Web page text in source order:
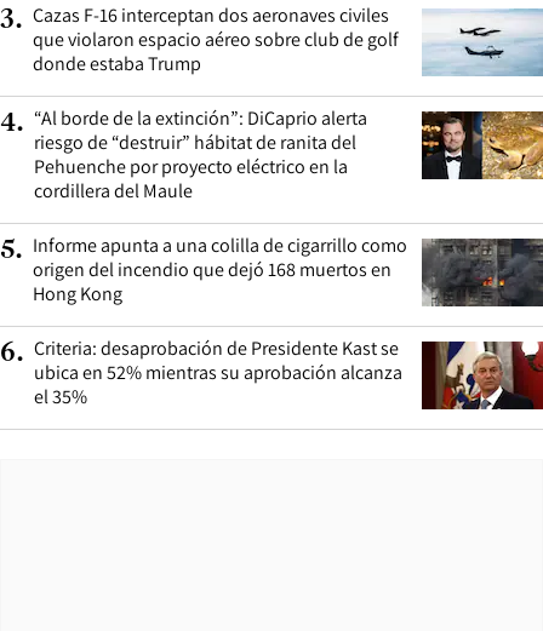
3. Cazas F-16 interceptan dos aeronaves civiles
que violaron espacio aéreo sobre club de golf
donde estaba Trump
4. “Al borde de la extinción”: DiCaprio alerta
riesgo de “destruir” hábitat de ranita del
Pehuenche por proyecto eléctrico en la
cordillera del Maule
5. Informe apunta a una colilla de cigarrillo como
origen del incendio que dejó 168 muertos en
Hong Kong
6. Criteria: desaprobación de Presidente Kast se
ubica en 52% mientras su aprobación alcanza
el 35%